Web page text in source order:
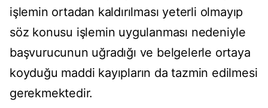
işlemin ortadan kaldırılması yeterli olmayıp
söz konusu işlemin uygulanması nedeniyle
başvurucunun uğradığı ve belgelerle ortaya
koyduğu maddi kayıpların da tazmin edilmesi
gerekmektedir.